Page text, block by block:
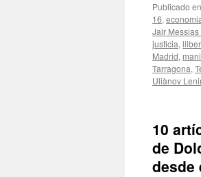
Publicado en
16,
Jair
justicia,
Madrid,
Tarragona,
Uliànov
10
de
desde